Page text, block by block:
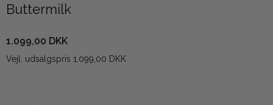
Buttermilk
1.099,00 DKK
Vejl. udsalgspris 1.099,00 DKK